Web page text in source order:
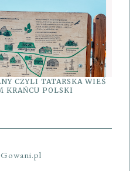
CZYLI TATARSKA WIEŚ
KRAŃCU POLSKI